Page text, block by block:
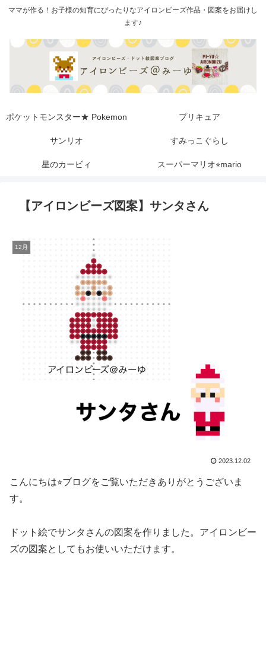
ママが作る！お子様の知育にぴったりなアイロンビーズ作品・図案をお届けし
ます♪
ポケットモンスター★ Pokemon プリキュア
サンリオ すみっこぐらし
星のカービィ スーパーマリオ⭐︎mario
【アイロンビーズ図案】サンタさん
12月
2023.12.02
こんにちは⭐︎ブログをご覧いただきありがとうございま
す。
ドット絵でサンタさんの図案を作りました。アイロンビー
ズの図案としてもお使いいただけます。